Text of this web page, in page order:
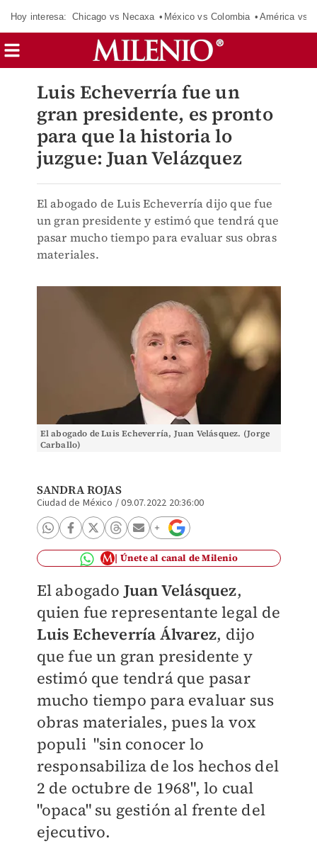
Hoy interesa: Chicago vs Necaxa México vs Colombia América vs
Luis Echeverría fue un
gran presidente, es pronto
para que la historia lo
juzgue: Juan Velázquez
El abogado de Luis Echeverría dijo que fue
un gran presidente y estimó que tendrá que
pasar mucho tiempo para evaluar sus obras
materiales.
El abogado de Luis Echeverría, Juan Velásquez. (Jorge
Carballo)
SANDRA ROJAS
Ciudad de México /09.07.2022 20:36:00
Únete al canal de Milenio
El abogado Juan Velásquez,
quien fue representante legal de
Luis Echeverría Álvarez, dijo
que fue un gran presidente y
estimó que tendrá que pasar
mucho tiempo para evaluar sus
obras materiales, pues la vox
populi "sin conocer lo
responsabiliza de los hechos del
2 de octubre de 1968", lo cual
"opaca" su gestión al frente del
ejecutivo.